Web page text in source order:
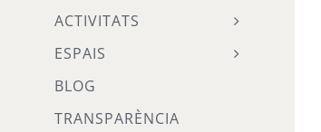
ACTIVITATS
ESPAIS
BLOG
TRANSPARÈNCIA